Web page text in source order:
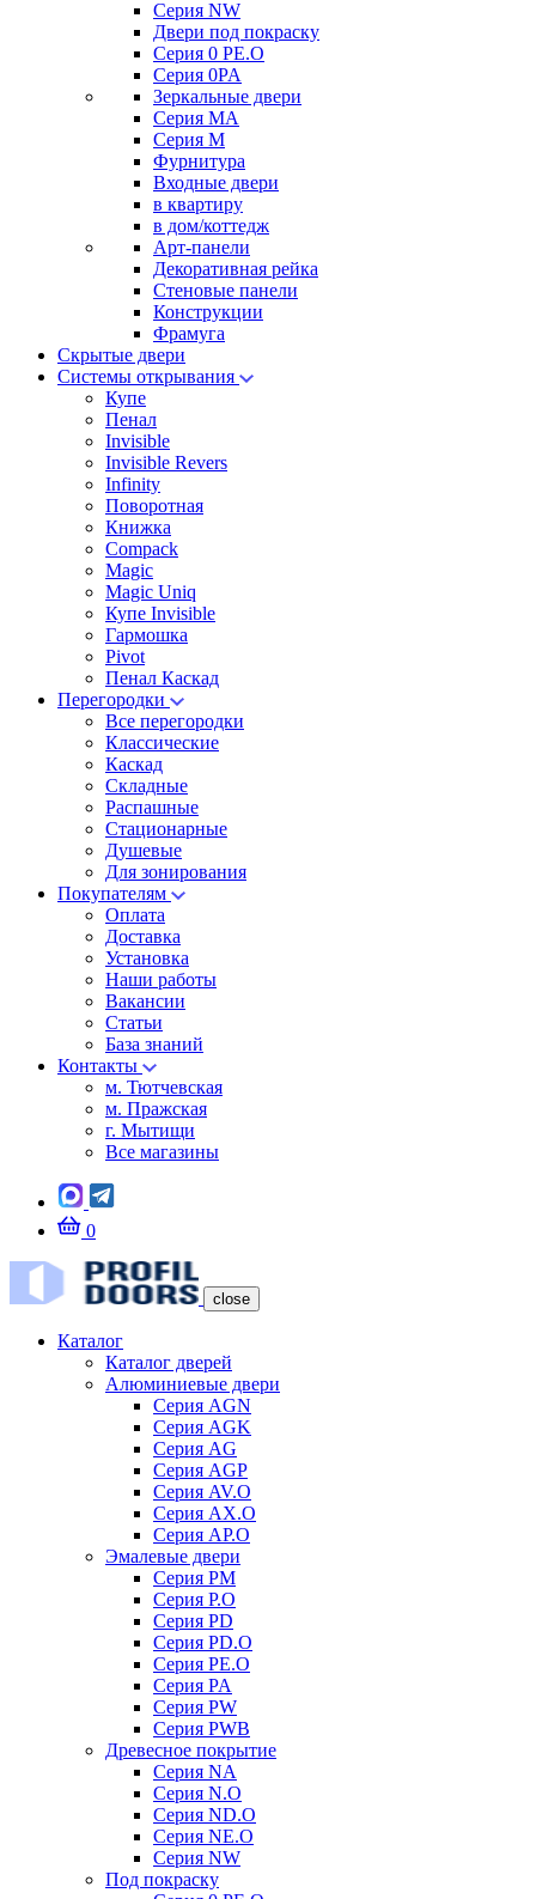
Серия NW
Двери под покраску
Серия 0 PE.O
Серия 0PA
Зеркальные двери
Серия MA
Серия M
Фурнитура
Входные двери
в квартиру
в дом/коттедж
Арт-панели
Декоративная рейка
Стеновые панели
Конструкции
Фрамуга
Скрытые двери
Системы открывания
Купе
Пенал
Invisible
Invisible Revers
Infinity
Поворотная
Книжка
Compack
Magic
Magic Uniq
Купе Invisible
Гармошка
Pivot
Пенал Каскад
Перегородки
Все перегородки
Классические
Каскад
Складные
Распашные
Стационарные
Душевые
Для зонирования
Покупателям
Оплата
Доставка
Установка
Наши работы
Вакансии
Статьи
База знаний
Контакты
м. Тютчевская
м. Пражская
г. Мытищи
Все магазины
0
close
Каталог
Каталог дверей
Алюминиевые двери
Серия AGN
Серия AGK
Серия AG
Серия AGP
Серия AV.O
Серия AX.O
Серия AP.O
Эмалевые двери
Серия PM
Серия P.O
Серия PD
Серия PD.O
Серия PE.O
Серия PA
Серия PW
Серия PWB
Древесное покрытие
Серия NA
Серия N.O
Серия ND.O
Серия NE.O
Серия NW
Под покраску